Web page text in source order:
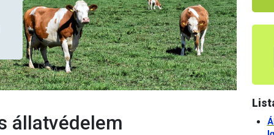
állatvédelem